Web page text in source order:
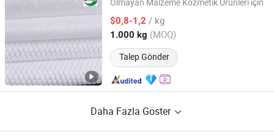
Olmayan Malzeme Kozmetik Ürünleri için
$0,8-1,2 / kg
1.000 kg (MOQ)
Talep Gönder
Kingmax Cellulose Co., Ltd.
Hebei, China Fiyat 2020
Daha Fazla Göster